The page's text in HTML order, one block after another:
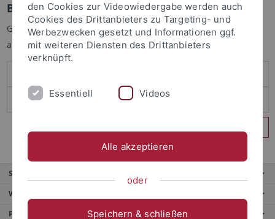
Benutzeranmeldung
Geben Sie Ihren Benutzernamen und Ihr Passwort an um sich
anzumelden:
Service
Weitere Angebote
Portale
den Cookies zur Videowiedergabe werden auch
Cookies des Drittanbieters zu Targeting- und
Werbezwecken gesetzt und Informationen ggf.
mit weiteren Diensten des Drittanbieters
verknüpft.
Essentiell Videos
Alle akzeptieren
oder
Speichern & schließen